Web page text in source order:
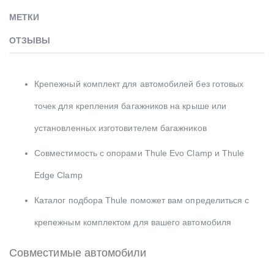
МЕТКИ
ОТЗЫВЫ
Крепежный комплект для автомобилей без готовых
точек для крепления багажников на крыше или
установленных изготовителем багажников
Совместимость с опорами Thule Evo Clamp и Thule
Edge Clamp
Каталог подбора Thule поможет вам определиться с
крепежным комплектом для вашего автомобиля
Совместимые автомобили